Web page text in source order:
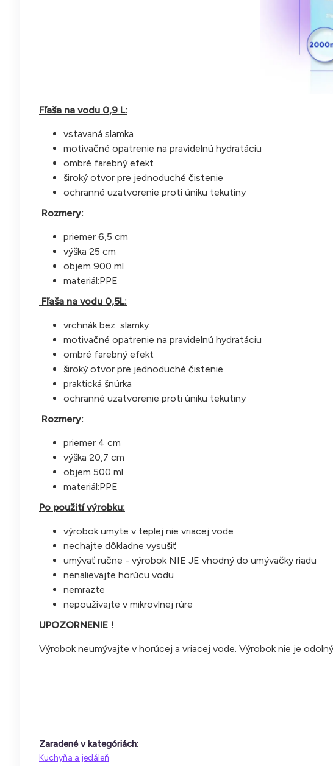
Fľaša na vodu 0,9 L:
vstavaná slamka
motivačné opatrenie na pravidelnú hydratáciu
ombré farebný efekt
široký otvor pre jednoduché čistenie
ochranné uzatvorenie proti úniku tekutiny
Rozmery:
priemer 6,5 cm
výška 25 cm
objem 900 ml
materiál:PPE
Fľaša na vodu 0,5L:
vrchnák bez slamky
motivačné opatrenie na pravidelnú hydratáciu
ombré farebný efekt
široký otvor pre jednoduché čistenie
praktická šnúrka
ochranné uzatvorenie proti úniku tekutiny
Rozmery:
priemer 4 cm
výška 20,7 cm
objem 500 ml
materiál:PPE
Po použití výrobku:
výrobok umyte v teplej nie vriacej vode
nechajte dôkladne vysušiť
umývať ručne - výrobok NIE JE vhodný do umývačky riadu
nenalievajte horúcu vodu
nemrazte
nepoužívajte v mikrovlnej rúre
UPOZORNENIE !
Výrobok neumývajte v horúcej a vriacej vode. Výrobok nie je
Zaradené v kategóriách:
Kuchyňa a jedáleň